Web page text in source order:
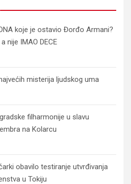
koje je ostavio Đorđo Armani?
nije IMAO DECE
misterija ljudskog uma
filharmonije u slavu
na Kolarcu
obavilo testiranje utvrđivanja
u Tokiju